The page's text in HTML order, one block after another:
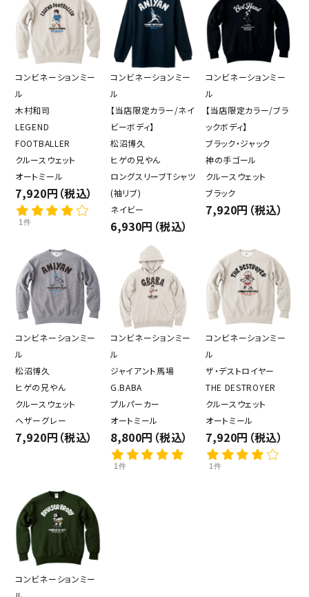
コンビネーションミー
ル
木村和司
LEGEND
FOOTBALLER
クルースウェット
オートミール
7,920円（税込）
1件
コンビネーションミー
ル
【当店限定カラー/ネイ
ビーボディ】
松沼博久
ヒゲの兄やん
ロングスリーブTシャツ
(袖リブ)
ネイビー
6,930円（税込）
コンビネーションミー
ル
【当店限定カラー/ブラ
ックボディ】
ブラック・ジャック
神の手ゴール
クルースウェット
ブラック
7,920円（税込）
コンビネーションミー
ル
松沼博久
ヒゲの兄やん
クルースウェット
ヘザーグレー
7,920円（税込）
コンビネーションミー
ル
ジャイアント馬場
G.BABA
プルパーカー
オートミール
8,800円（税込）
1件
コンビネーションミー
ル
ザ・デストロイヤー
THE DESTROYER
クルースウェット
オートミール
7,920円（税込）
1件
コンビネーションミー